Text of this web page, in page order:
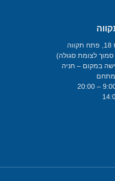
במקום – חניה